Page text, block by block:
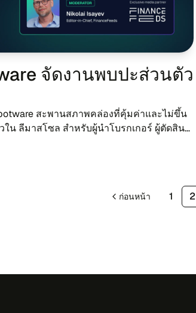
จัด​งาน​พบ​ปะ​ส่วน​ตัว​
สะ​พาน​สภาพคล่อง​ที่​คุ้มค่า​และ​ไม่ขึ้น​
น ลี​มาส​โซล สำ​หรับ​ผู้​นำ​โบรก​เกอร์ ผู้​ตัด​สิน​
ก่อน​หน้า 1 2